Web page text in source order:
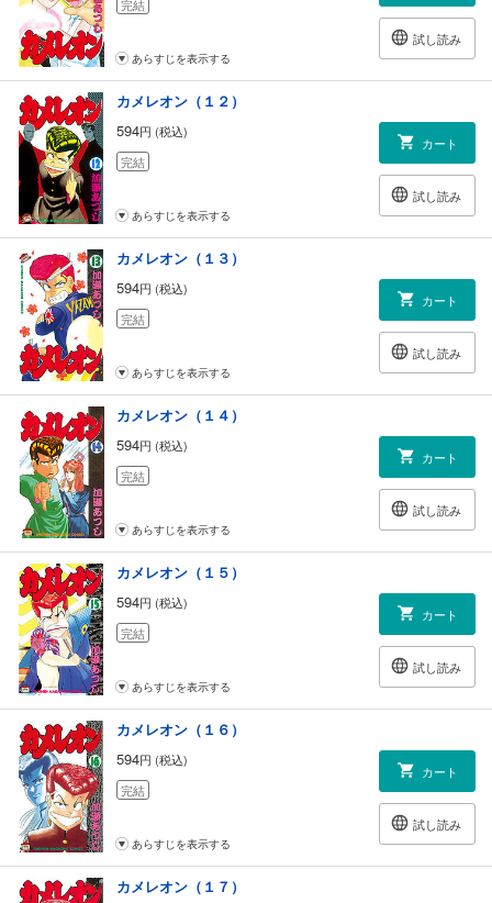
完結
試し読み
あらすじを表示する
カメレオン（１２）
594円 (税込)
完結
カート
試し読み
あらすじを表示する
カメレオン（１３）
594円 (税込)
完結
カート
試し読み
あらすじを表示する
カメレオン（１４）
594円 (税込)
完結
カート
試し読み
あらすじを表示する
カメレオン（１５）
594円 (税込)
完結
カート
試し読み
あらすじを表示する
カメレオン（１６）
594円 (税込)
完結
カート
試し読み
あらすじを表示する
カメレオン（１７）